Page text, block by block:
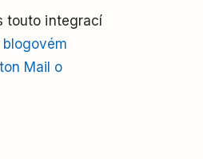
touto integrací
blogovém
Mail o